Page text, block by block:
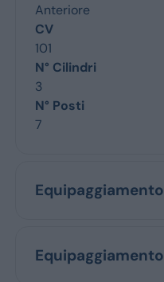
Anteriore
CV
101
N° Cilindri
3
N° Posti
7